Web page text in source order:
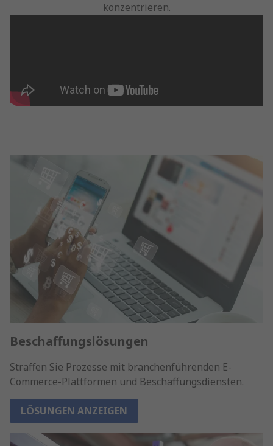
konzentrieren.
Beschaffungslösungen
Straffen Sie Prozesse mit branchenführenden E-
Commerce-Plattformen und Beschaffungsdiensten.
LÖSUNGEN ANZEIGEN